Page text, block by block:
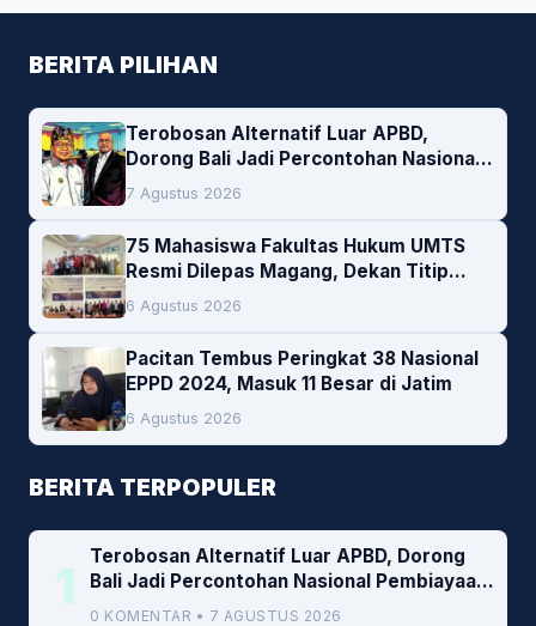
BERITA PILIHAN
Terobosan Alternatif Luar APBD,
Dorong Bali Jadi Percontohan Nasional
Pembiayaan Daerah
7 Agustus 2026
75 Mahasiswa Fakultas Hukum UMTS
Resmi Dilepas Magang, Dekan Titip
Empat Pesan Penting
6 Agustus 2026
Pacitan Tembus Peringkat 38 Nasional
EPPD 2024, Masuk 11 Besar di Jatim
6 Agustus 2026
BERITA TERPOPULER
1
Terobosan Alternatif Luar APBD, Dorong
Bali Jadi Percontohan Nasional Pembiayaan
Daerah
0 KOMENTAR • 7 AGUSTUS 2026